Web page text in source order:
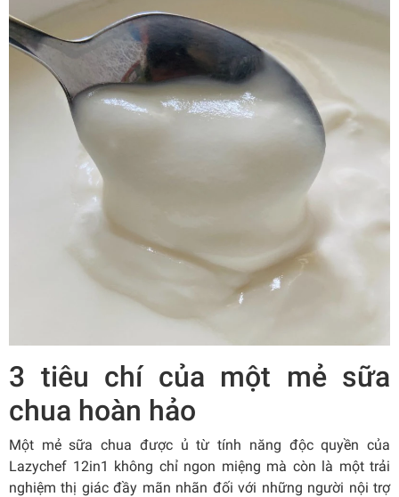
3 tiêu chí của một mẻ sữa
chua hoàn hảo
Một mẻ sữa chua được ủ từ tính năng độc quyền của
Lazychef 12in1 không chỉ ngon miệng mà còn là một trải
nghiệm thị giác đầy mãn nhãn đối với những người nội trợ